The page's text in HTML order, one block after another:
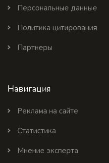
Персональные данные
Политика цитирования
Партнеры
Навигация
Реклама на сайте
Статистика
Мнение эксперта